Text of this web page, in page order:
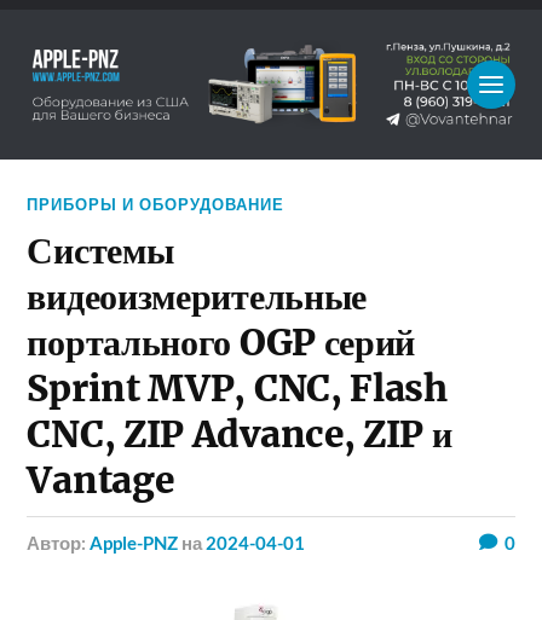
ПРИБОРЫ И ОБОРУДОВАНИЕ
Системы
видеоизмерительные
портального OGP серий
Sprint MVP, CNC, Flash
CNC, ZIP Advance, ZIP и
Vantage
Автор:Apple-PNZ на 2024-04-01 0